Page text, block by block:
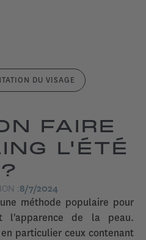
DU VISAGE
FAIRE
L'ÉTÉ
?
:8/7/2024
méthode populaire pour
l'apparence de la peau.
particulier ceux contenant